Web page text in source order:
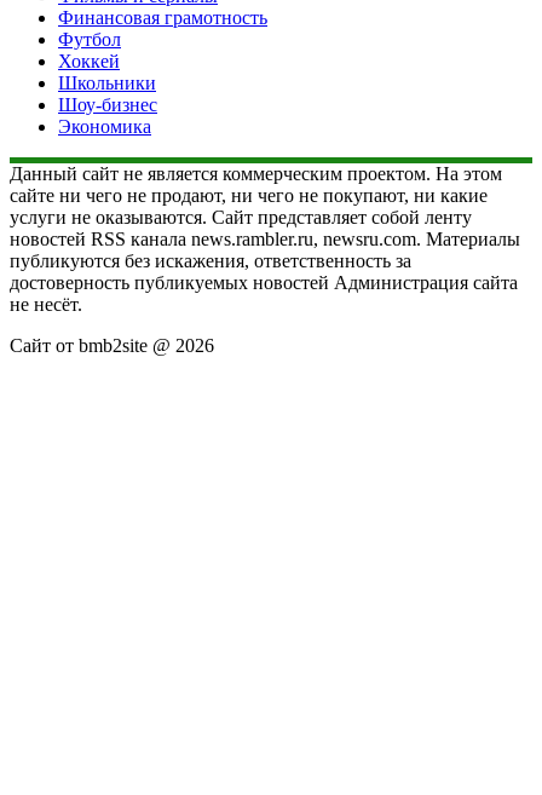
Финансовая грамотность
Футбол
Хоккей
Школьники
Шоу-бизнес
Экономика
Данный сайт не является коммерческим проектом. На этом
сайте ни чего не продают, ни чего не покупают, ни какие
услуги не оказываются. Сайт представляет собой ленту
новостей RSS канала news.rambler.ru, newsru.com. Материалы
публикуются без искажения, ответственность за
достоверность публикуемых новостей Администрация сайта
не несёт.
Сайт от bmb2site @ 2026